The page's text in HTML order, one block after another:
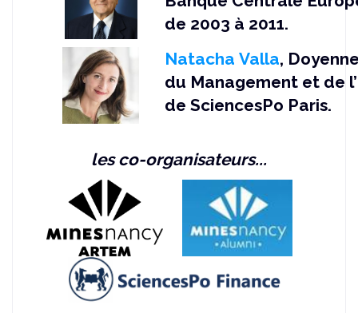
de 2003 à 2011.
Natacha Valla,
du Management et de
de SciencesPo Paris.
les co-organisateurs...